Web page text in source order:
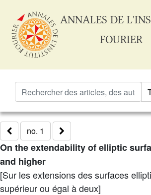
ANNALES DE
FOURIER
no. 1
On the extendability of elliptic
and higher
[Sur les extensions des surfaces
supérieur ou égal à deux]